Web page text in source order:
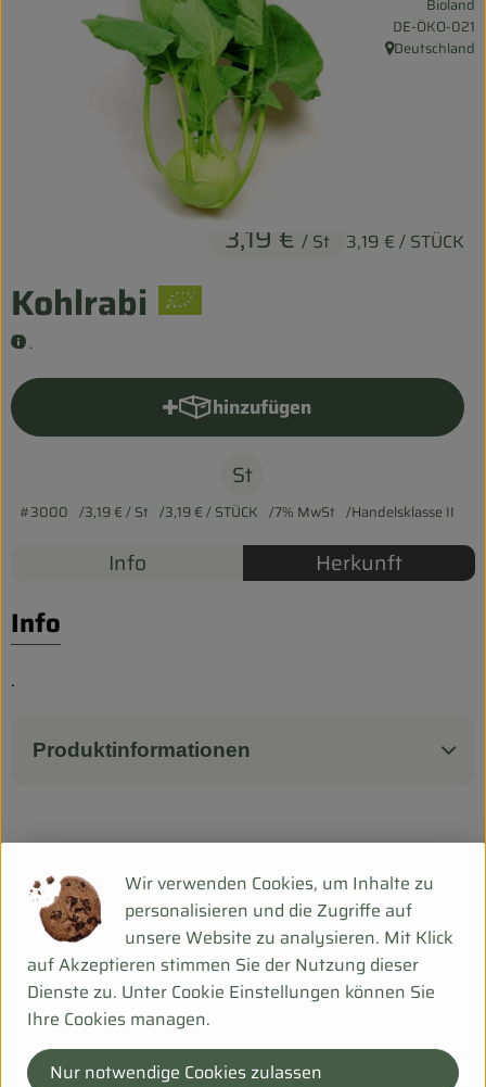
Entspannt durch die FERIEN
Obst & Gemüse
Kosmetik
Biohof erleben
Kohlrabi
.
3,19 € / St 3,19 € / STÜCK
Bioland
, Kontrollstelle:
DE-ÖKO-021
, Herkunft:
Deutschland
hinzufügen
Produkt zum Warenkorb
St
#3000 3,19 €/ St 3,19 €/ STÜCK 7% MwSt Handelsklasse II
Info Herkunft
Info
.
Produktinformationen
Hersteller: Rosenhof Gärtnerei
Deutschland
zur Webseite
Wir verwenden Cookies, um Inhalte zu
personalisieren und die Zugriffe auf
unsere Website zu analysieren. Mit Klick
auf Akzeptieren stimmen Sie der Nutzung dieser
Dienste zu. Unter Cookie Einstellungen können Sie
Ihre Cookies managen.
Nur notwendige Cookies zulassen